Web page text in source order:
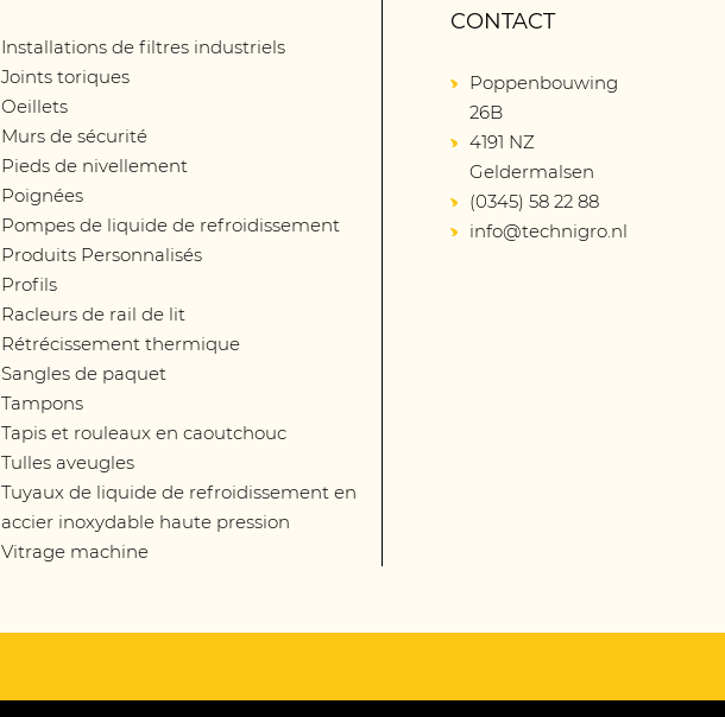
Installations de filtres industriels
Joints toriques
Oeillets
Murs de sécurité
Pieds de nivellement
Poignées
Pompes de liquide de refroidissement
Produits Personnalisés
Profils
Racleurs de rail de lit
Rétrécissement thermique
Sangles de paquet
Tampons
Tapis et rouleaux en caoutchouc
Tulles aveugles
Tuyaux de liquide de refroidissement en
accier inoxydable haute pression
Vitrage machine
CONTACT
Poppenbouwing
26B
4191 NZ
Geldermalsen
(0345) 58 22 88
info@technigro.nl